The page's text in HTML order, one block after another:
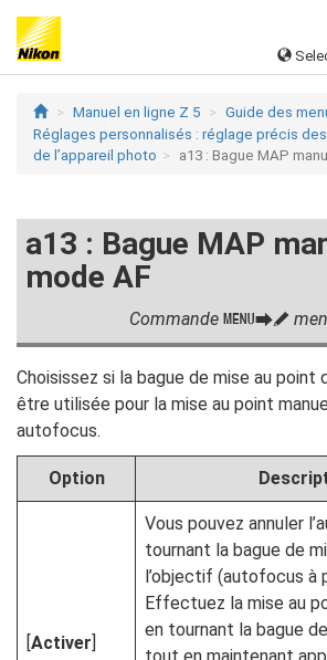
Manuel en ligne Z 5 Guide des
Réglages personnalisés : réglage précis
de l’appareil photo
a13 : Bague MAP
a13 : Bague MAP
mode AF
Commande GUA
Choisissez si la bague de mise au point
être utilisée pour la mise au point
autofocus.
Option
[Activer]
Vous pouvez annuler
tournant la bague de
l’objectif (autofocus à
Effectuez la mise au
en tournant la bague